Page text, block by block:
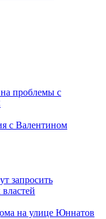
проблемы с
с Валентином
запросить
на улице Юннатов